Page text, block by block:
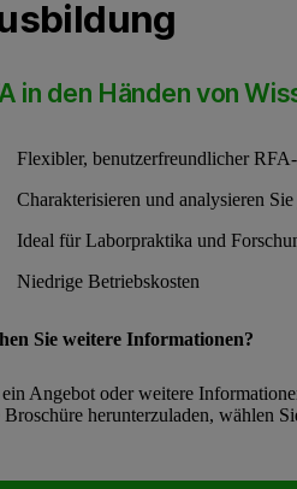
in den Händen von
Flexibler, benutzerfreundlicher
Charakterisieren und analysieren
Ideal für Laborpraktika und
Niedrige Betriebskosten
Sie weitere Informationen?
Angebot oder weitere
Broschüre herunterzuladen, wählen